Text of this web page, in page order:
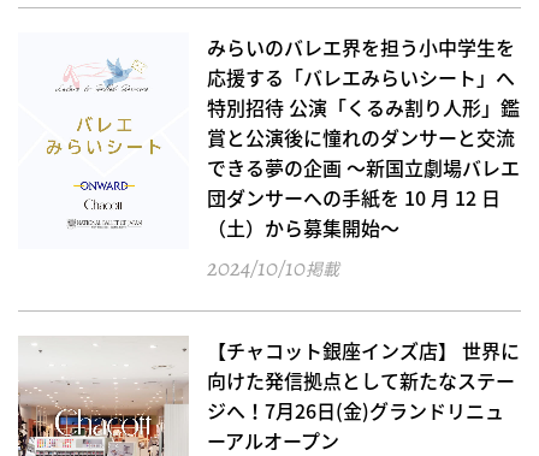
みらいのバレエ界を担う小中学生を
応援する「バレエみらいシート」へ
特別招待 公演「くるみ割り人形」鑑
賞と公演後に憧れのダンサーと交流
できる夢の企画 ～新国立劇場バレエ
団ダンサーへの手紙を 10 月 12 日
（土）から募集開始～
2024/10/10掲載
【チャコット銀座インズ店】 世界に
向けた発信拠点として新たなステー
ジへ！7月26日(金)グランドリニュ
ーアルオープン